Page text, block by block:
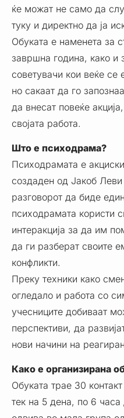
ќе можат не само да
туку и директно да ја
Обуката е наменета за
завршна година, како и
советувачи кои веќе
но сакаат да го
да внесат повеќе
својата работа.
Што е психодрама?
Психодрамата е
создаден од Јакоб
разговорот да биде
психодрамата користи
интеракција за да им
да ги разберат своите
конфликти.
Преку техники како
огледало и работа со
учесниците добиваат
перспективи, да
нови начини на
Како е организирана
Обуката трае 30
тек на 5 дена, по 6 часа